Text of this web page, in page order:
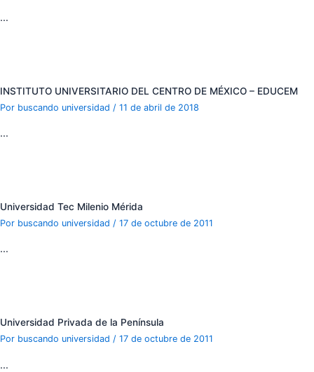
…
INSTITUTO UNIVERSITARIO DEL CENTRO DE MÉXICO – EDUCEM
Por buscando universidad / 11 de abril de 2018
…
Universidad Tec Milenio Mérida
Por buscando universidad / 17 de octubre de 2011
…
Universidad Privada de la Península
Por buscando universidad / 17 de octubre de 2011
…